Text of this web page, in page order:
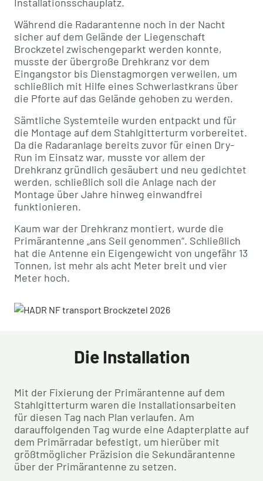
Während die Radarantenne noch in der Nacht
sicher auf dem Gelände der Liegenschaft
Brockzetel zwischengeparkt werden konnte,
musste der übergroße Drehkranz vor dem
Eingangstor bis Dienstagmorgen verweilen, um
schließlich mit Hilfe eines Schwerlastkrans über
die Pforte auf das Gelände gehoben zu werden.
Sämtliche Systemteile wurden entpackt und für
die Montage auf dem Stahlgitterturm vorbereitet.
Da die Radaranlage bereits zuvor für einen Dry-
Run im Einsatz war, musste vor allem der
Drehkranz gründlich gesäubert und neu gedichtet
werden, schließlich soll die Anlage nach der
Montage über Jahre hinweg einwandfrei
funktionieren.
Kaum war der Drehkranz montiert, wurde die
Primärantenne „ans Seil genommen“. Schließlich
hat die Antenne ein Eigengewicht von ungefähr 13
Tonnen, ist mehr als acht Meter breit und vier
Meter hoch.
Die Installation
Mit der Fixierung der Primärantenne auf dem
Stahlgitterturm waren die Installationsarbeiten
für diesen Tag nach Plan verlaufen. Am
darauffolgenden Tag wurde eine Adapterplatte auf
dem Primärradar befestigt, um hierüber mit
größtmöglicher Präzision die Sekundärantenne
über der Primärantenne zu setzen.